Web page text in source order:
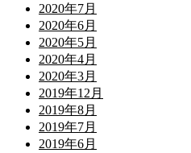
2020年7月
2020年6月
2020年5月
2020年4月
2020年3月
2019年12月
2019年8月
2019年7月
2019年6月